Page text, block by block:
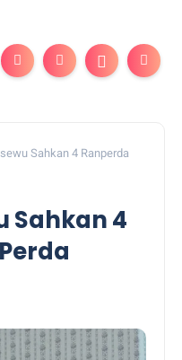
Sahkan 4 Ranperda
Sahkan 4